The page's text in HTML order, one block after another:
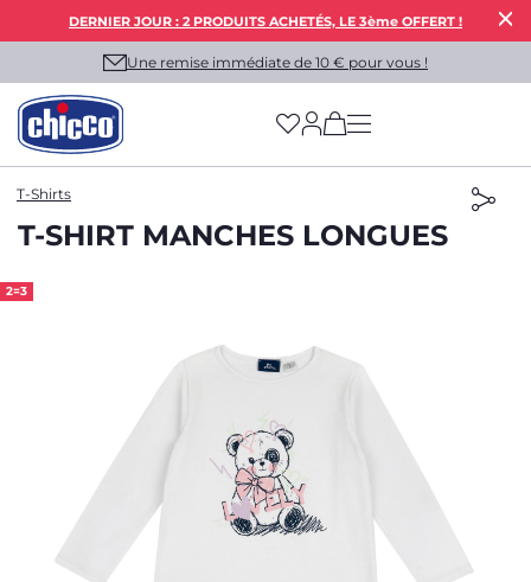
DERNIER JOUR : 2 PRODUITS ACHETÉS, LE 3ème OFFERT !
Une remise immédiate de 10 € pour vous !
(has more options
T-Shirts
T-SHIRT MANCHES LONGUES
2=3